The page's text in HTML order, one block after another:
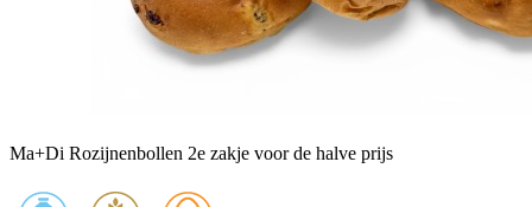
Ma+Di Rozijnenbollen 2e zakje voor de halve prijs